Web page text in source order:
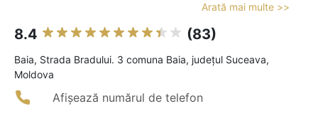
Arată mai multe >>
8.4 (83)
Baia, Strada Bradului. 3 comuna Baia, județul Suceava,
Moldova
Afișează numărul de telefon